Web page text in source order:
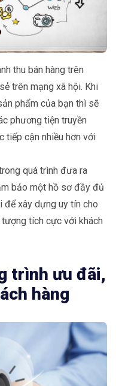
thu bán hàng trên
trên mạng xã hội. Khi
phẩm của bạn thì sẽ
phương tiện truyền
tiếp cận nhiều hơn với
quá trình đưa ra
bảo một hồ sơ đầy đủ
để xây dựng uy tín cho
tích cực với khách
trình ưu đãi,
hàng